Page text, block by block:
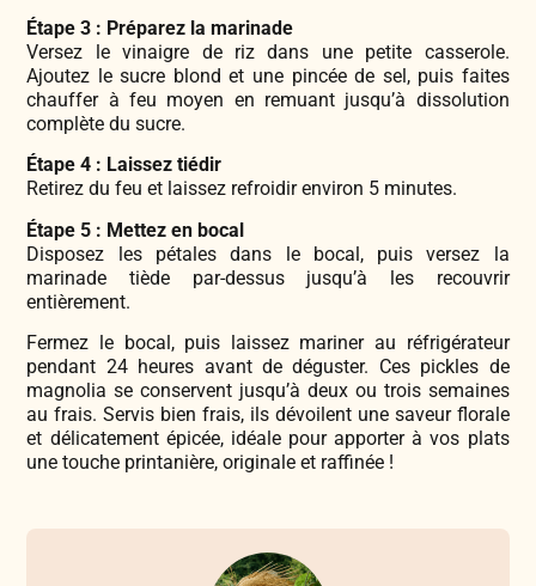
Étape 3 : Préparez la marinade
Versez le vinaigre de riz dans une petite casserole.
Ajoutez le sucre blond et une pincée de sel, puis faites
chauffer à feu moyen en remuant jusqu’à dissolution
complète du sucre.
Étape 4 : Laissez tiédir
Retirez du feu et laissez refroidir environ 5 minutes.
Étape 5 : Mettez en bocal
Disposez les pétales dans le bocal, puis versez la
marinade tiède par-dessus jusqu’à les recouvrir
entièrement.
Fermez le bocal, puis laissez mariner au réfrigérateur
pendant 24 heures avant de déguster. Ces pickles de
magnolia se conservent jusqu’à deux ou trois semaines
au frais. Servis bien frais, ils dévoilent une saveur florale
et délicatement épicée, idéale pour apporter à vos plats
une touche printanière, originale et raffinée !